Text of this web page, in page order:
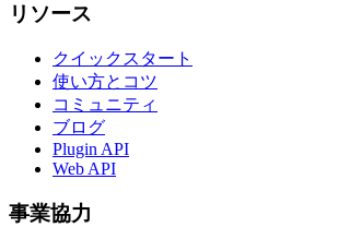
リソース
クイックスタート
使い方とコツ
コミュニティ
ブログ
Plugin API
Web API
事業協力